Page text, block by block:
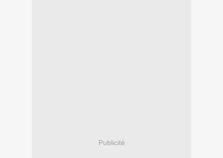
Publicité